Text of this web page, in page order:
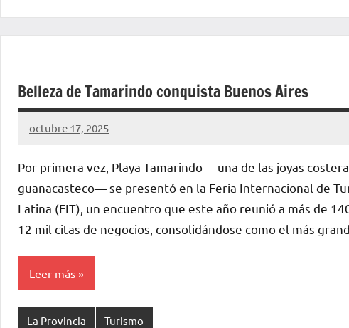
Belleza de Tamarindo conquista Buenos Aires
octubre 17, 2025
La
de
La
Pampa
Por primera vez, Playa Tamarindo —una de las joyas
guanacasteco— se presentó en la Feria Internacional de
Latina (FIT), un encuentro que este año reunió a más de
12 mil citas de negocios, consolidándose como el más
Leer más
La Provincia Turismo